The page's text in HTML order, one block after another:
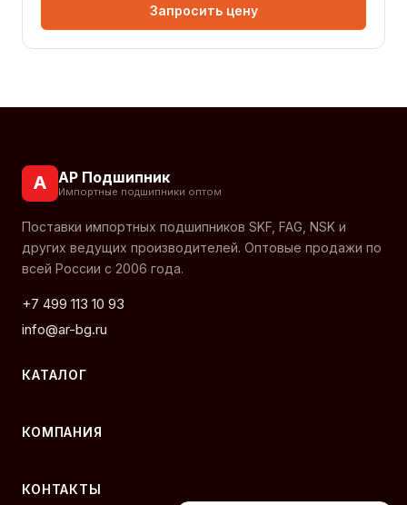
Запросить цену
А АР Подшипник
Импортные подшипники оптом
Поставки импортных подшипников SKF, FAG, NSK и
других ведущих производителей. Оптовые продажи по
всей России с 2006 года.
+7 499 113 10 93
info@ar-bg.ru
КАТАЛОГ
КОМПАНИЯ
КОНТАКТЫ